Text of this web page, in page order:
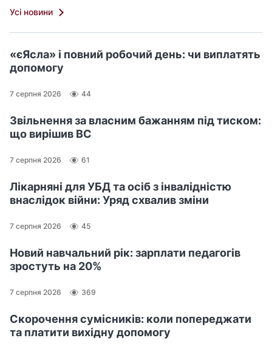
Усі новини
«єЯсла» і повний робочий день: чи виплатять
допомогу
7 серпня 2026 44
Звільнення за власним бажанням під тиском:
що вирішив ВС
7 серпня 2026 61
Лікарняні для УБД та осіб з інвалідністю
внаслідок війни: Уряд схвалив зміни
7 серпня 2026 45
Новий навчальний рік: зарплати педагогів
зростуть на 20%
7 серпня 2026 369
Скорочення сумісників: коли попереджати
та платити вихідну допомогу